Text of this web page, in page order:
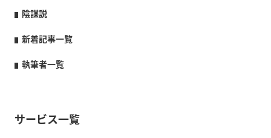
陰謀説
新着記事一覧
執筆者一覧
サービス一覧